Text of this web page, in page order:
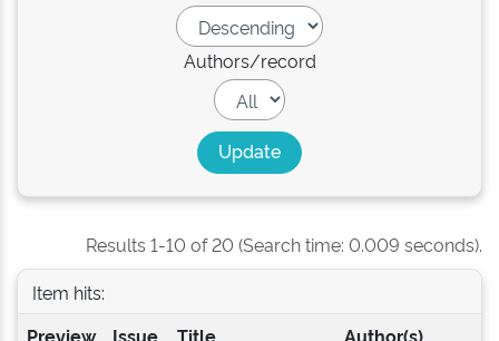
Authors/record
Results 1-10 of 20 (Search time: 0.009 seconds).
Item hits:
Preview
Issue Title Author(s)